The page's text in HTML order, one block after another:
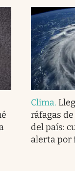
Clima.
ráfagas
del país:
alerta por